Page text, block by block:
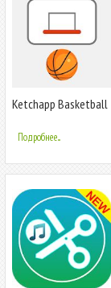
Ketchapp Basketball
Подробнее...